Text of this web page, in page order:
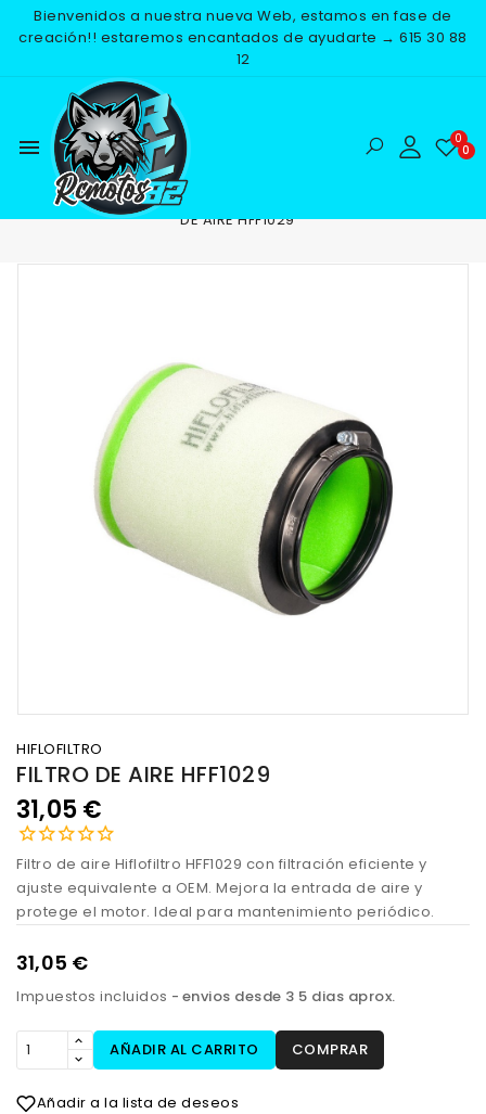
Bienvenidos a nuestra nueva Web, estamos en fase de
creación!! estaremos encantados de ayudarte → 615 30 88
12
menu
Inicio RECAMBIOS
DE AIRE HFF1029
HIFLOFILTRO
FILTRO DE AIRE HFF1029
31,05 €
Filtro de aire Hiflofiltro HFF1029 con filtración eficiente y
ajuste equivalente a OEM. Mejora la entrada de aire y
protege el motor. Ideal para mantenimiento periódico.
31,05 €
Impuestos incluidos envios desde 3 5 dias aprox.
AÑADIR AL CARRITO COMPRAR
Añadir a la lista de deseos